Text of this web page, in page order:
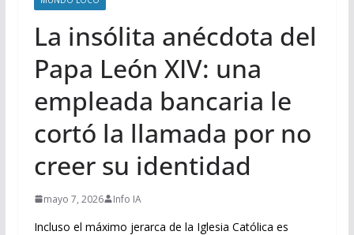
La insólita anécdota del
Papa León XIV: una
empleada bancaria le
cortó la llamada por no
creer su identidad
mayo 7, 2026 Info IA
Incluso el máximo jerarca de la Iglesia Católica es